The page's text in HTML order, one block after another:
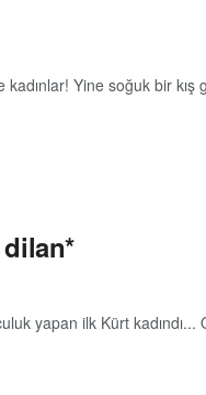
kadınlar! Yine soğuk bir
yapan ilk Kürt